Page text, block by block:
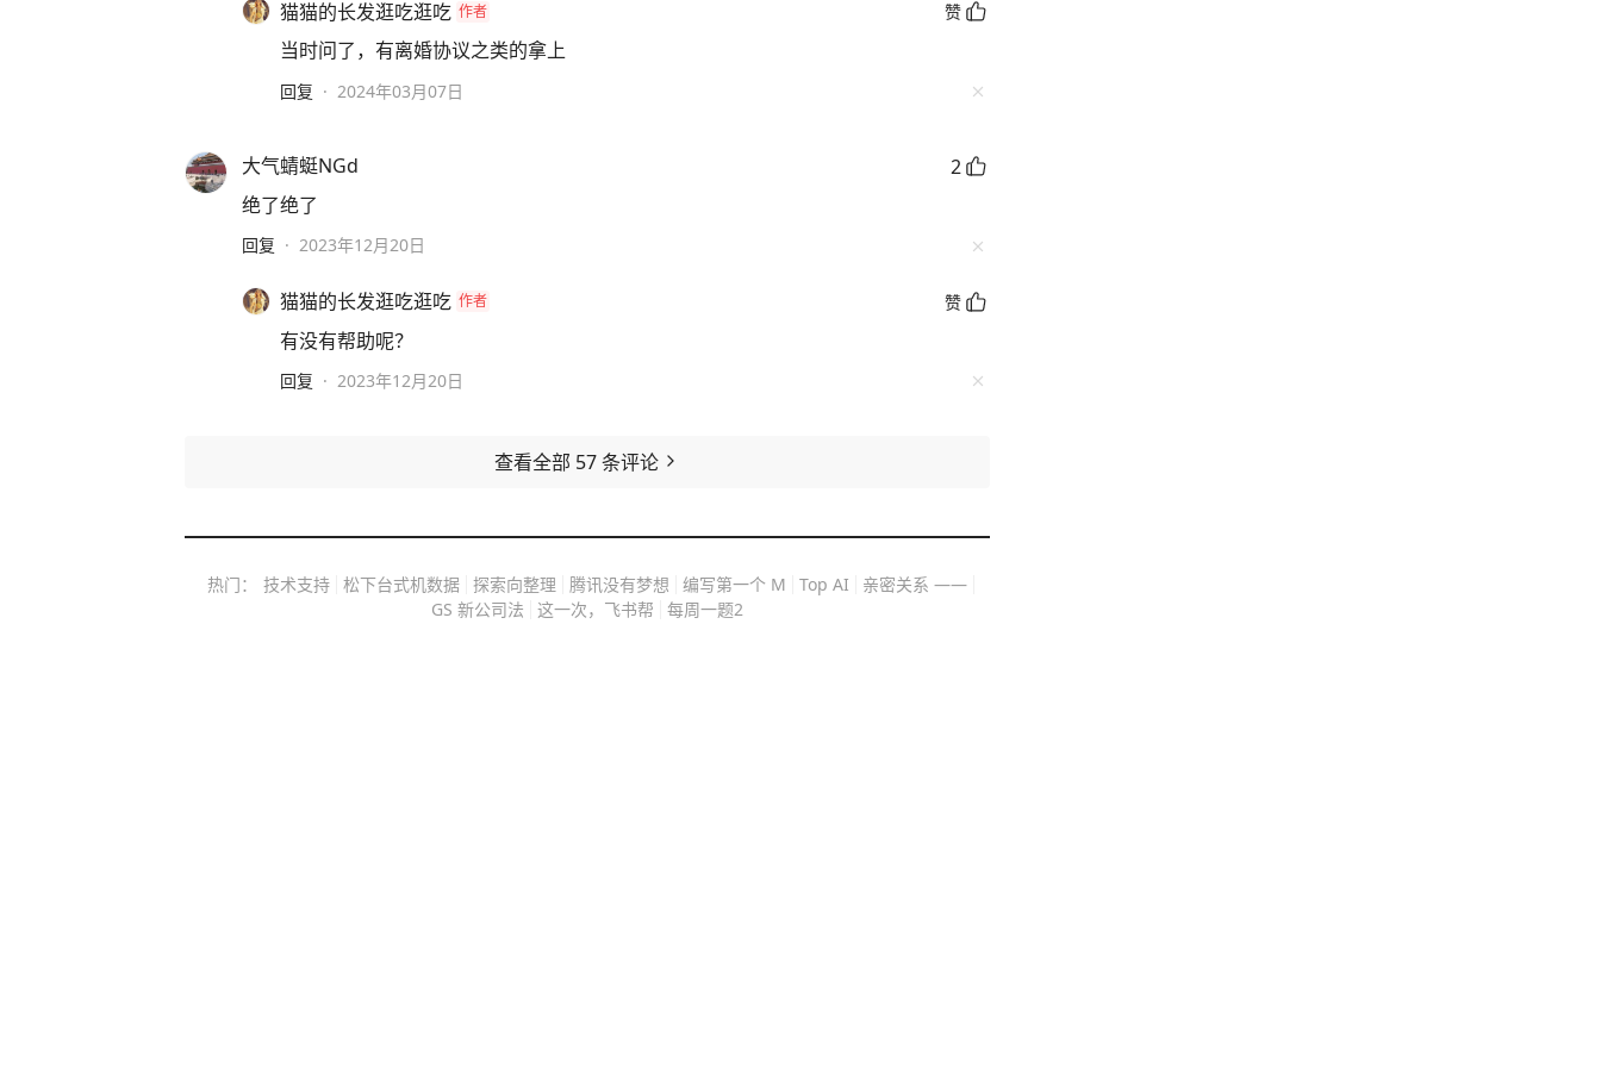
猫猫的长发逛吃逛吃 作者 赞
当时问了，有离婚协议之类的拿上
回复 · 2024年03月07日
大气蜻蜓NGd
2
绝了绝了
回复 · 2023年12月20日
猫猫的长发逛吃逛吃 作者 赞
有没有帮助呢？
回复 · 2023年12月20日
查看全部 57条评论
热门： 技术支持 松下台式机数据 探索向整理 腾讯没有梦想 编写第一个 M Top AI
亲密关系 ——
GS 新公司法
这一次，飞书帮 每周一题2